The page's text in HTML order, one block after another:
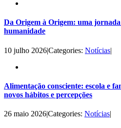
Da Origem à Origem: uma
humanidade
10 julho 2026|Categories: Notícias|
Alimentação consciente: escola e
novos hábitos e percepções
26 maio 2026|Categories: Notícias|